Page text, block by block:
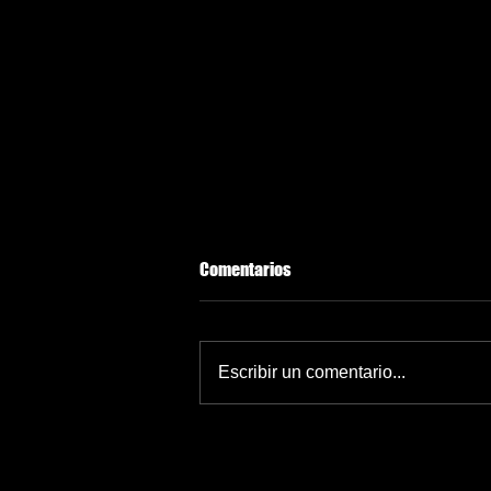
Comentarios
Escribir un comentario...